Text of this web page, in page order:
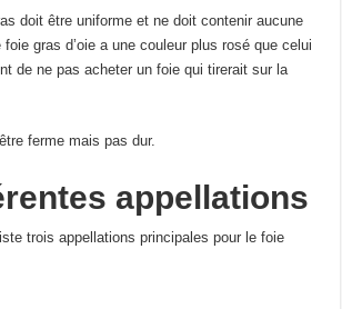
doit être uniforme et ne doit contenir aucune
gras d’oie a une couleur plus rosé que celui
de ne pas acheter un foie qui tirerait sur la
ferme mais pas dur.
appellations
trois appellations principales pour le foie